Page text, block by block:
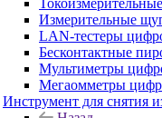
Измерительные
LAN-тестеры
Бесконтактные
Мультиметры
Мегаомметры
Инструмент для снятия